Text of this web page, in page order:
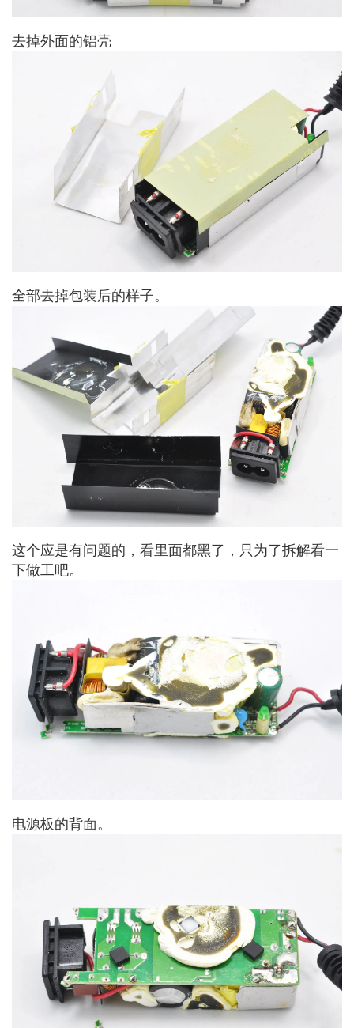
去掉外面的铝壳
全部去掉包装后的样子。
这个应是有问题的，看里面都黑了，只为了拆解看一
下做工吧。
电源板的背面。